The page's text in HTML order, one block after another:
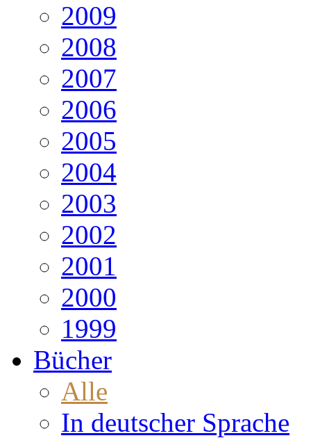
2009
2008
2007
2006
2005
2004
2003
2002
2001
2000
1999
Bücher
Alle
In deutscher Sprache